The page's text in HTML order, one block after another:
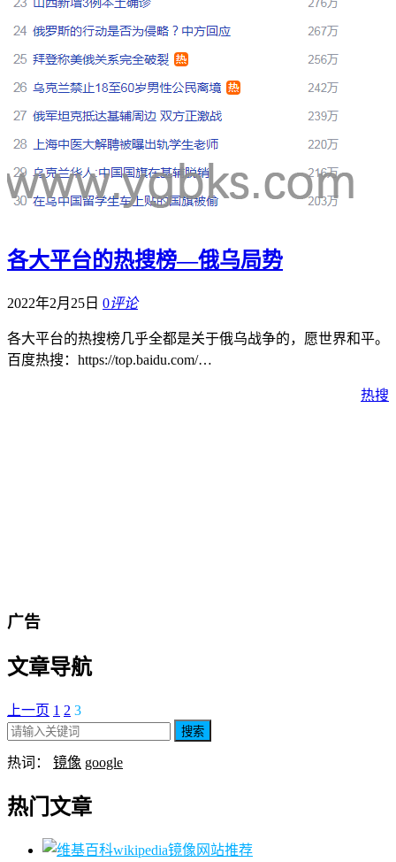
各大平台的热搜榜—俄乌局势
2022年2月25日 0评论
各大平台的热搜榜几乎全都是关于俄乌战争的，愿世界和平。
百度热搜：https://top.baidu.com/…
热搜
广告
文章导航
上一页 1 2 3
搜索
热词： 镜像 google
热门文章